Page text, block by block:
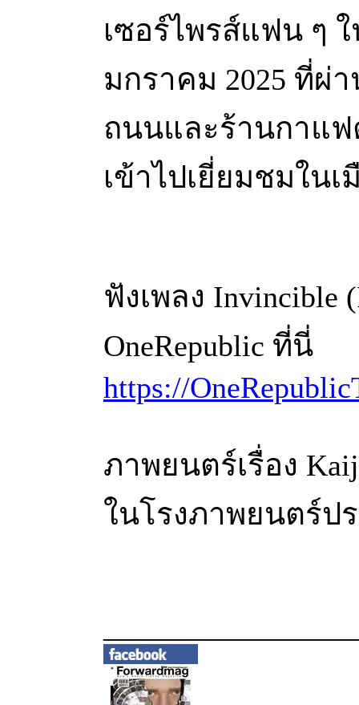
เซอร์ไพรส์แฟน ๆ
มกราคม 2025 ที่ผ่
ถนนและร้านกาแฟ
เข้าไปเยี่ยมชมในเ
ฟังเพลง Invincible
OneRepublic ที่นี่
https://
ภาพยนตร์เรื่อง
ในโรงภาพยนตร์ป